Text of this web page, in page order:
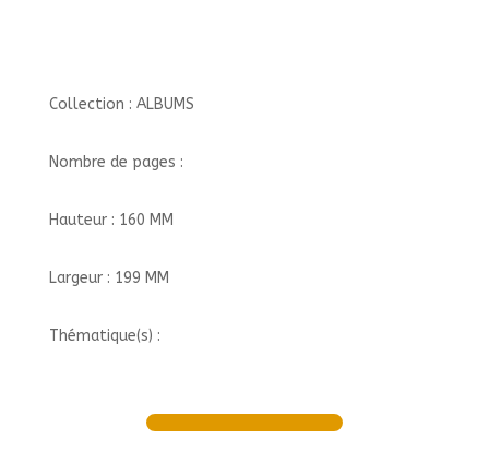
Collection : ALBUMS
Nombre de pages :
Hauteur : 160 MM
Largeur : 199 MM
Thématique(s) :